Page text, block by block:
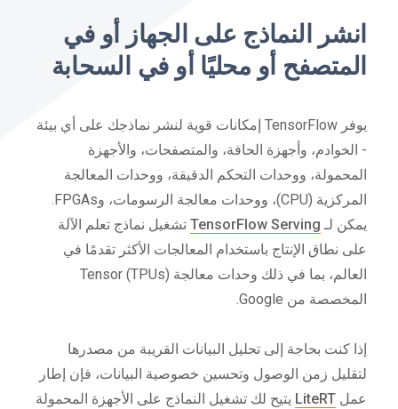
انشر النماذج على الجهاز أو في
المتصفح أو محليًا أو في السحابة
يوفر TensorFlow إمكانات قوية لنشر نماذجك على أي بيئة
- الخوادم، وأجهزة الحافة، والمتصفحات، والأجهزة
المحمولة، ووحدات التحكم الدقيقة، ووحدات المعالجة
المركزية (CPU)، ووحدات معالجة الرسومات، وFPGAs.
يمكن لـ TensorFlow Serving تشغيل نماذج تعلم الآلة
على نطاق الإنتاج باستخدام المعالجات الأكثر تقدمًا في
العالم، بما في ذلك وحدات معالجة Tensor (TPUs)
المخصصة من Google.
إذا كنت بحاجة إلى تحليل البيانات القريبة من مصدرها
لتقليل زمن الوصول وتحسين خصوصية البيانات، فإن إطار
عمل LiteRT يتيح لك تشغيل النماذج على الأجهزة المحمولة